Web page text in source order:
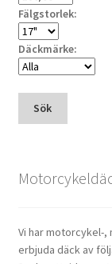
Fälgstorlek:
Däckmärke:
Sök
Vi har motorcykel-,
erbjuda däck av